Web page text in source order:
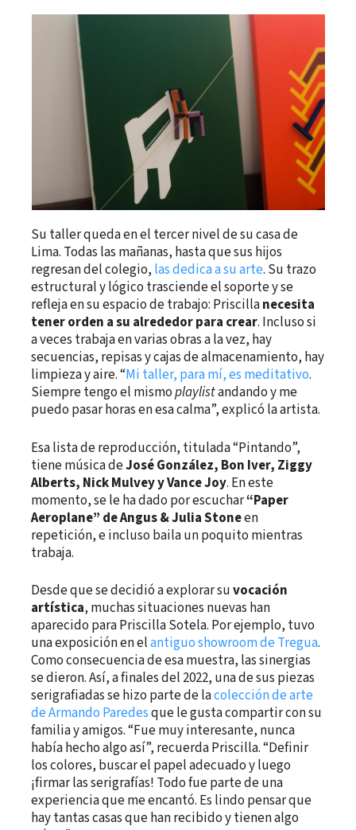
Su taller queda en el tercer nivel de su casa de
Lima. Todas las mañanas, hasta que sus hijos
regresan del colegio, las dedica a su arte. Su trazo
estructural y lógico trasciende el soporte y se
refleja en su espacio de trabajo: Priscillanecesita
tener orden a su alrededor para crear. Incluso si
a veces trabaja en varias obras a la vez, hay
secuencias, repisas y cajas de almacenamiento, hay
limpieza y aire. “Mi taller, para mí, es meditativo.
Siempre tengo el mismoplaylistandando y me
puedo pasar horas en esa calma”, explicó la artista.
Esa lista de reproducción, titulada “Pintando”,
tiene música deJosé González, Bon Iver, Ziggy
Alberts, Nick Mulvey y Vance Joy. En este
momento, se le ha dado por escuchar“Paper
Aeroplane” de Angus & Julia Stoneen
repetición, e incluso baila un poquito mientras
trabaja.
Desde que se decidió a explorar suvocación
artística, muchas situaciones nuevas han
aparecido para Priscilla Sotela. Por ejemplo, tuvo
una exposición en elantiguo showroom de Tregua.
Como consecuencia de esa muestra, las sinergias
se dieron. Así, a finales del 2022, una de sus piezas
serigrafiadas se hizo parte de lacolección de arte
de Armando Paredesque le gusta compartir con su
familia y amigos. “Fue muy interesante, nunca
había hecho algo así”, recuerda Priscilla. “Definir
los colores, buscar el papel adecuado y luego
¡firmar las serigrafías! Todo fue parte de una
experiencia que me encantó. Es lindo pensar que
hay tantas casas que han recibido y tienen algo